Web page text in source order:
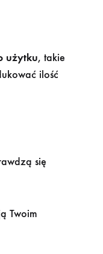
użytku, takie
ilość
się
Twoim